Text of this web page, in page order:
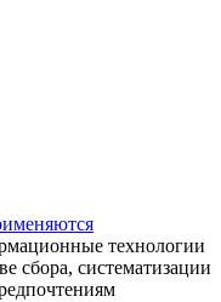
технологии
сбора, систематизации